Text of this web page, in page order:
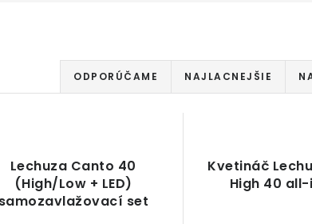
R
a
e
n
ODPORÚČAME NAJLACNEJŠIE
Lechuza Canto 40
(High/Low + LED)
samozavlažovací set
Kvetináč
High 40